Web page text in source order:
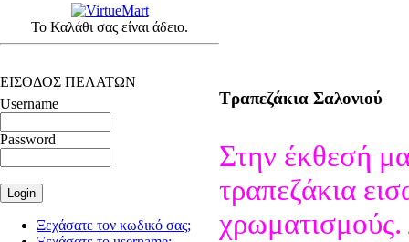
Το Καλάθι σας είναι άδειο.
ΕΙΣΟΔΟΣ ΠΕΛΑΤΩΝ
Username
Password
Ξεχάσατε τον κωδικό σας;
Τραπεζάκια Σαλονιού
Στην έκθεσή
τραπεζάκια
χρωματισμούς.